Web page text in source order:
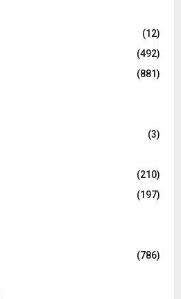
(12)
(492)
(881)
(3)
(210)
(197)
(786)